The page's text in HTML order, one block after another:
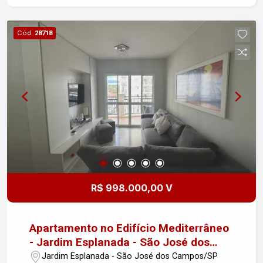
para suas comemorações - Segurança 24 horas -
Localização: Situado no coração do Jardim
Esplanada, você terá acesso fácil a diversas
opções de comércio, restaurantes e transporte
público. Aproveite esta oportunidade de viver
com conforto e praticidade em uma das regiões
mais desejadas da cidade! Entre em contato para
mais informações e agendamento de visitas.
Desfrute de um apartamento, com diversas
comodidades como: ? Portaria 24h ? Piscina ?
Sacada gourmet ? Piso Laminado ? Churrasqueira
Cód. 28718
R$ 998.000,00 V
Apartamento no Edifício Mediterrâneo
- Jardim Esplanada - São José dos
Campos
Jardim Esplanada - São José dos Campos/SP